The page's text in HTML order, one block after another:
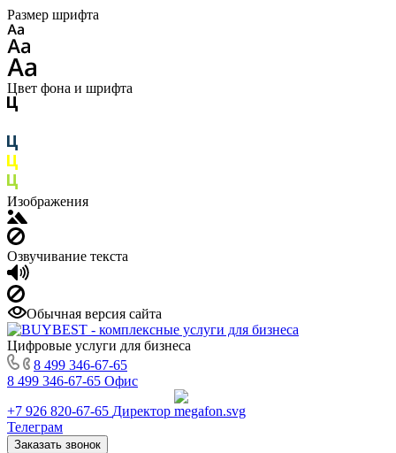
Размер шрифта
Цвет фона и шрифта
Изображения
Озвучивание текста
Обычная версия сайта
Цифровые услуги для бизнеса
8 499 346-67-65
8 499 346-67-65 Офис
+7 926 820-67-65 Директор
Телеграм
Заказать звонок